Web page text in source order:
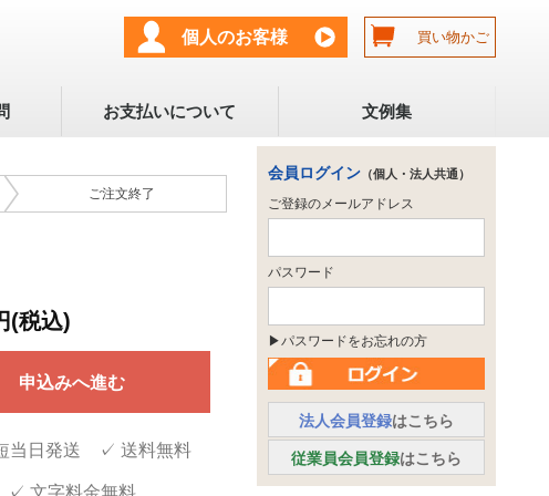
個人のお客様 買い物かご
お支払いについて 文例集
ご注文終了
(税込)
申込みへ進む
当日発送 ✓ 送料無料
会員ログイン （個人・法人共通）
ご登録のメールアドレス
パスワード
▶パスワードをお忘れの方
法人会員登録はこちら
従業員会員登録はこちら